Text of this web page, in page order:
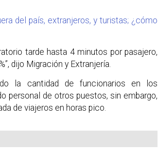
del país, extranjeros, y turistas; ¿cómo
tarde hasta 4 minutos por pasajero,
dijo Migración y Extranjería.
la cantidad de funcionarios en los
personal de otros puestos, sin embargo,
de viajeros en horas pico.